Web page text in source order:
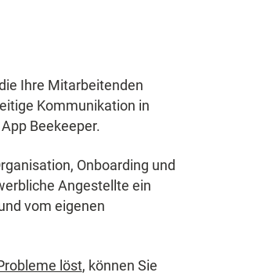
Ihre Mitarbeitenden
Kommunikation in
Beekeeper.
Onboarding und
Angestellte ein
vom eigenen
löst, können Sie